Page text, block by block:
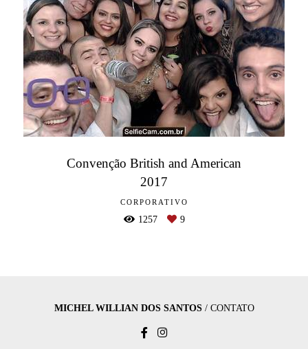
Convenção British and American
2017
CORPORATIVO
1257 9
MICHEL WILLIAN DOS SANTOS/ CONTATO